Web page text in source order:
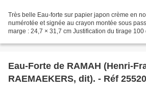
Très belle Eau-forte sur papier japon crème en
numérotée et signée au crayon montée sous
marge : 24,7 × 31,7 cm Justification du tirage
Eau-Forte de RAMAH (Henri-
RAEMAEKERS, dit). - Réf 25520